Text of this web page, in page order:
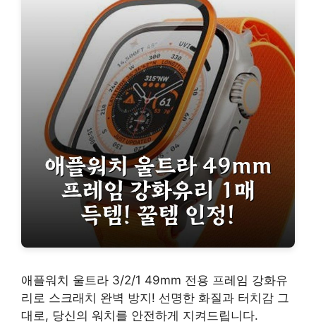
애플워치 울트라 3/2/1 49mm 전용 프레임 강화유
리로 스크래치 완벽 방지! 선명한 화질과 터치감 그
대로, 당신의 워치를 안전하게 지켜드립니다.